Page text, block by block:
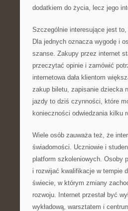
dodatkiem do życia, lecz jego
Szczególnie interesujące jest to,
Dla jednych oznacza wygodę i
szanse. Zakupy przez internet
przeczytać opinie i zamówić
internetowa dała klientom
zakup biletu, zapisanie dziecka
jazdy to dziś czynności, które
konieczności odwiedzania kilku
Wiele osób zauważa też, że
świadomości. Uczniowie i
platform szkoleniowych. Osoby
i rozwijać kwalifikacje w tempie
świecie, w którym zmiany
rozwoju. Internet przestał być
wykładową, warsztatem i